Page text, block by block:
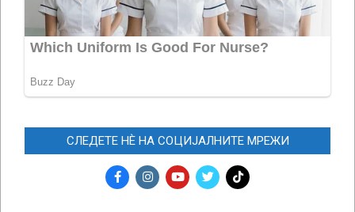
СЛЕДЕТЕ НЀ НА СОЦИЈАЛНИТЕ МРЕЖИ